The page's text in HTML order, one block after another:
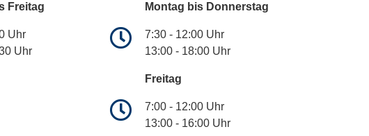
Freitag
Uhr
Uhr
Montag bis Donnerstag
7:30 - 12:00 Uhr
13:00 - 18:00 Uhr
Freitag
7:00 - 12:00 Uhr
13:00 - 16:00 Uhr